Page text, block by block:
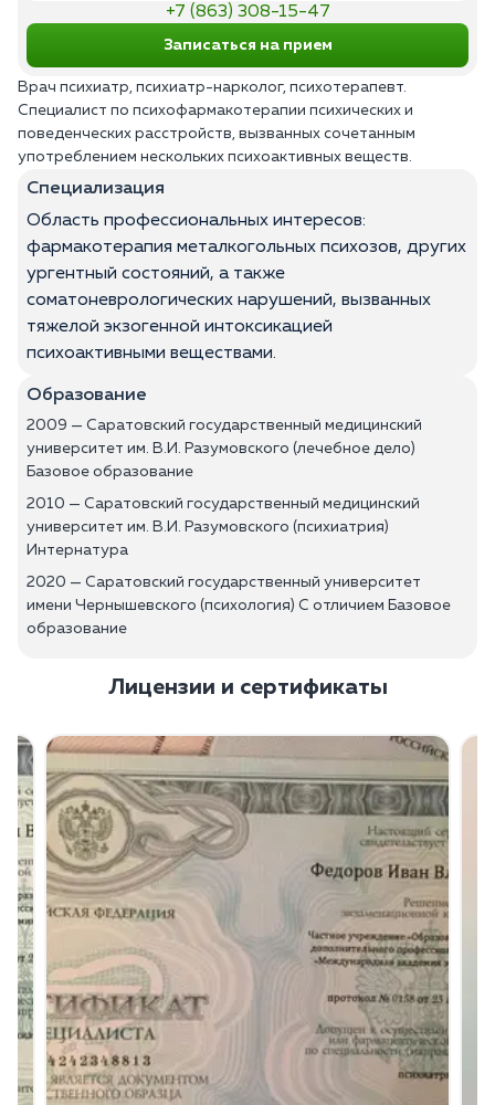
+7 (863) 308-15-47
Записаться на прием
Врач психиатр, психиатр-нарколог, психотерапевт.
Специалист по психофармакотерапии психических и
поведенческих расстройств, вызванных сочетанным
употреблением нескольких психоактивных веществ.
Специализация
Область профессиональных интересов:
фармакотерапия металкогольных психозов, других
ургентный состояний, а также
соматоневрологических нарушений, вызванных
тяжелой экзогенной интоксикацией
психоактивными веществами.
Образование
2009 — Саратовский государственный медицинский
университет им. В.И. Разумовского (лечебное дело)
Базовое образование
2010 — Саратовский государственный медицинский
университет им. В.И. Разумовского (психиатрия)
Интернатура
2020 — Саратовский государственный университет
имени Чернышевского (психология) С отличием Базовое
образование
Лицензии и сертификаты